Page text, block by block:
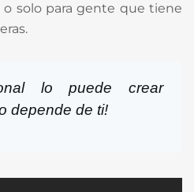
o solo para gente que tiene
lo puede crear
depende de ti!